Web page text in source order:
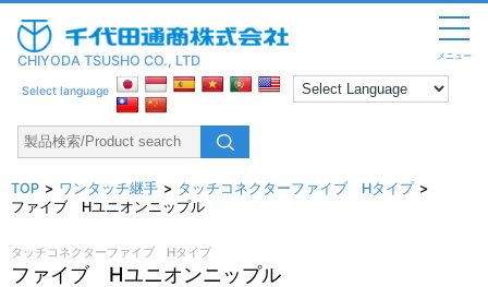
メニュー
CHIYODA TSUSHO CO., LTD
Select language
TOP ワンタッチ継手
タッチコネクターファイブ Hタイプ
ファイブ Hユニオンニップル
タッチコネクターファイブ Hタイプ
ファイブ Hユニオンニップル